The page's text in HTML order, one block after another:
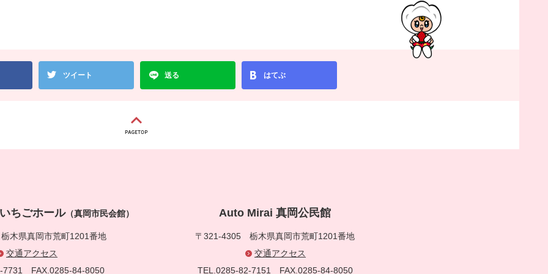
ツイート 送る はてぶ
ちごホール（真岡市民会館）
栃木県真岡市荒町1201番地
交通アクセス
7731 FAX.0285-84-8050
Auto Mirai 真岡公民館
〒321-4305 栃木県真岡市荒町1201番地
交通アクセス
TEL.0285-82-7151 FAX.0285-84-8050